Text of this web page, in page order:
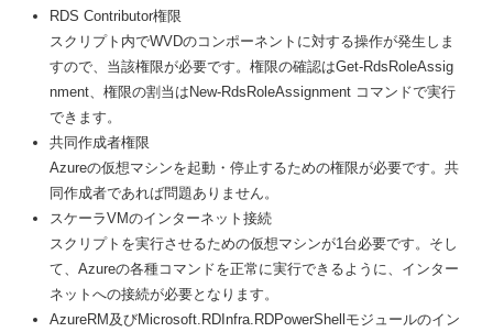
RDS Contributor権限
スクリプト内でWVDのコンポーネントに対する操作が発生しま
すので、当該権限が必要です。権限の確認はGet-RdsRoleAssig
nment、権限の割当はNew-RdsRoleAssignment コマンドで実行
できます。
共同作成者権限
Azureの仮想マシンを起動・停止するための権限が必要です。共
同作成者であれば問題ありません。
スケーラVMのインターネット接続
スクリプトを実行させるための仮想マシンが1台必要です。そし
て、Azureの各種コマンドを正常に実行できるように、インター
ネットへの接続が必要となります。
AzureRM及びMicrosoft.RDInfra.RDPowerShellモジュールのイン